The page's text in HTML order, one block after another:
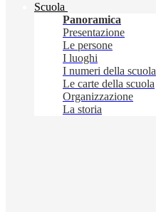
Scuola
Panoramica
Presentazione
Le persone
I luoghi
I numeri della scuola
Le carte della scuola
Organizzazione
La storia